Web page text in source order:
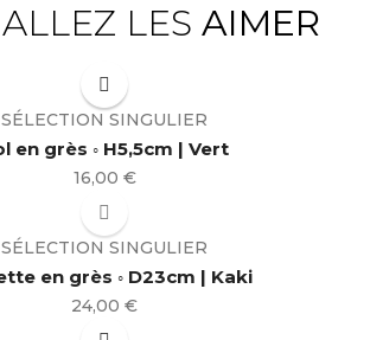
LES AIMER
SÉLECTION SINGULIER
en grès ◦ H5,5cm | Vert
Prix
16,00 €
SÉLECTION SINGULIER
en grès ◦ D23cm | Kaki
Prix
24,00 €